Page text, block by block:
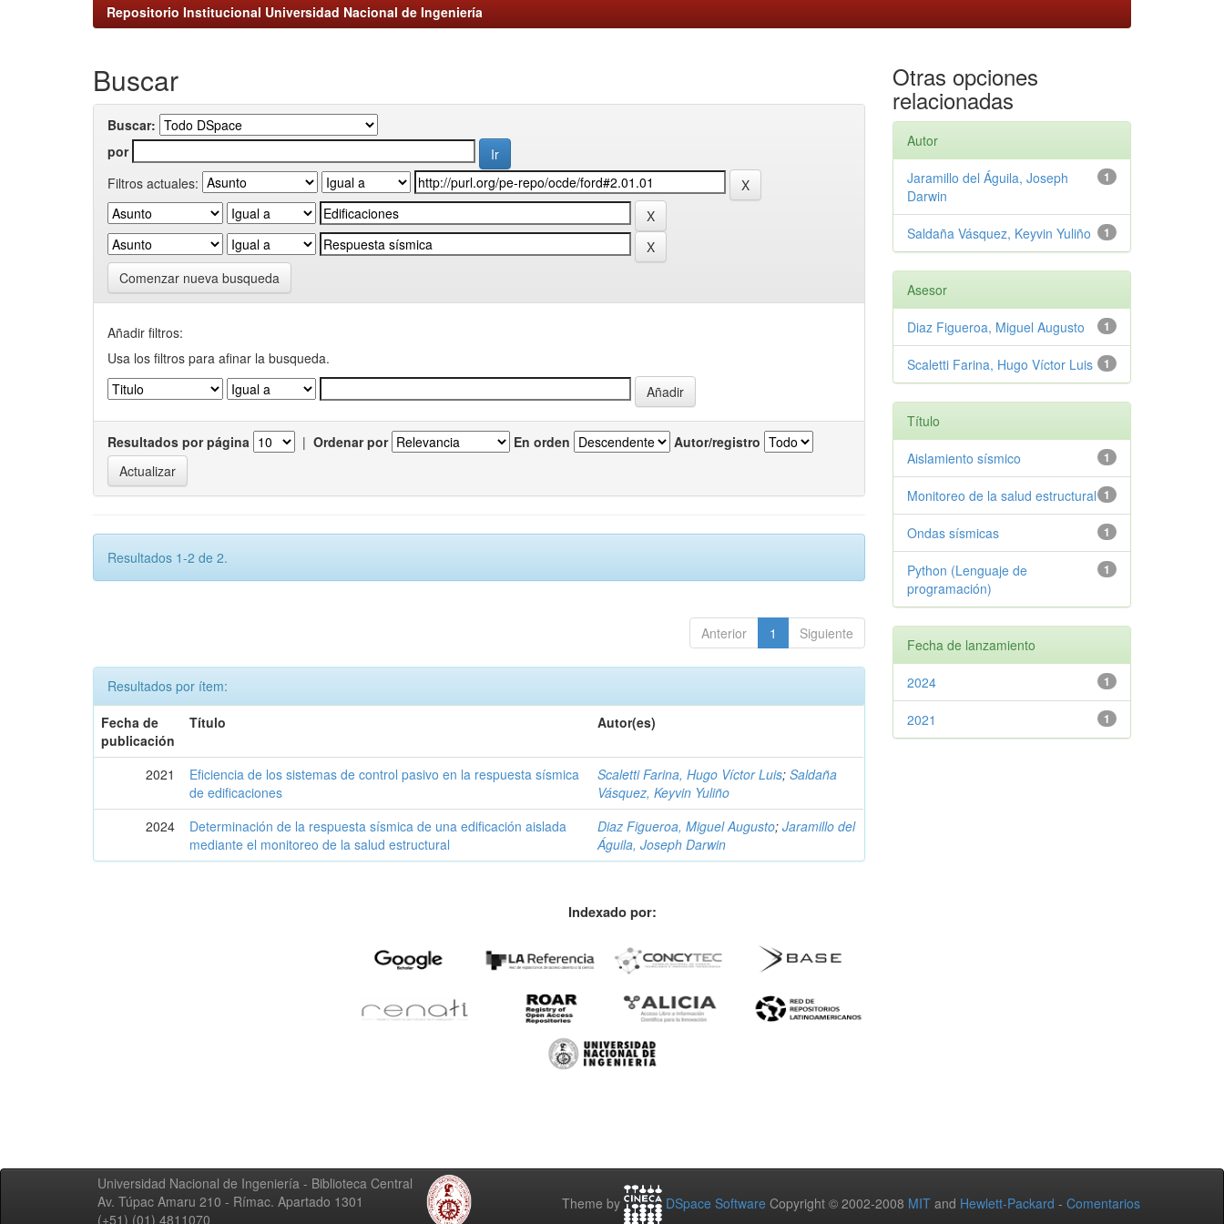
Repositorio Institucional Universidad Nacional de Ingeniería
Buscar
Buscar:
por
Filtros actuales:
Comenzar nueva busqueda
Añadir filtros:
Usa los filtros para afinar la busqueda.
Resultados por página | Ordenar por En orden Autor/registro
Resultados 1-2 de 2.
Anterior 1 Siguiente
Resultados por ítem:
Fecha de
publicación
Título Autor(es)
2021
Eficiencia de los sistemas de control pasivo en la respuesta sísmica
de edificaciones
Scaletti Farina, Hugo Víctor Luis;Saldaña
Vásquez, Keyvin Yuliño
2024
Determinación de la respuesta sísmica de una edificación aislada
mediante el monitoreo de la salud estructural
Diaz Figueroa, Miguel Augusto;Jaramillo del
Águila, Joseph Darwin
Otras opciones
relacionadas
Autor
1
Jaramillo del Águila, Joseph
Darwin
1
Saldaña Vásquez, Keyvin Yuliño
Asesor
1
Diaz Figueroa, Miguel Augusto
1
Scaletti Farina, Hugo Víctor Luis
Título
1
Aislamiento sísmico
1
Monitoreo de la salud estructural
1
Ondas sísmicas
1
Python (Lenguaje de
programación)
Fecha de lanzamiento
1
2024
1
2021
Indexado por:
Universidad Nacional de Ingeniería - Biblioteca Central
Av. Túpac Amaru 210 - Rímac. Apartado 1301
(+51) (01) 4811070
Theme by DSpace Software Copyright © 2002-2008 MIT and Hewlett-Packard - Comentarios